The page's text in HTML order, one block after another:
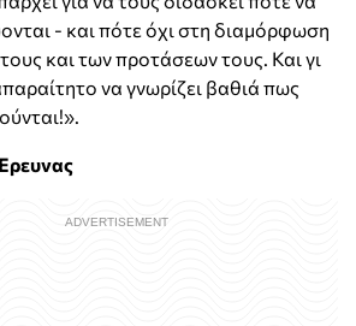
- και πότε όχι στη διαμόρφωση
και των προτάσεων τους. Και γι
να γνωρίζει βαθιά πως